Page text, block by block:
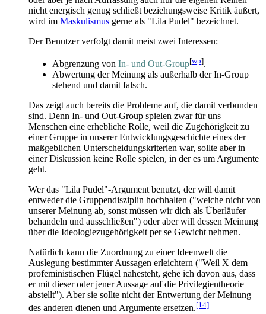
nicht energisch genug schließt beziehungsweise Kritik äußert,
wird im Maskulismus gerne als "Lila Pudel" bezeichnet.
Der Benutzer verfolgt damit meist zwei Interessen:
Abgrenzung von In- und Out-Group[wp].
Abwertung der Meinung als außerhalb der In-Group
stehend und damit falsch.
Das zeigt auch bereits die Probleme auf, die damit verbunden
sind. Denn In- und Out-Group spielen zwar für uns
Menschen eine erhebliche Rolle, weil die Zugehörigkeit zu
einer Gruppe in unserer Entwicklungs­geschichte eines der
maßgeblichen Unterscheidungs­kriterien war, sollte aber in
einer Diskussion keine Rolle spielen, in der es um Argumente
geht.
Wer das "Lila Pudel"-Argument benutzt, der will damit
entweder die Gruppendisziplin hochhalten ("weiche nicht von
unserer Meinung ab, sonst müssen wir dich als Überläufer
behandeln und ausschließen") oder aber will dessen Meinung
über die Ideologiezugehörigkeit per se Gewicht nehmen.
Natürlich kann die Zuordnung zu einer Ideenwelt die
Auslegung bestimmter Aussagen erleichtern ("Weil X dem
profeministischen Flügel nahesteht, gehe ich davon aus, dass
er mit dieser oder jener Aussage auf die Privilegientheorie
abstellt"). Aber sie sollte nicht der Entwertung der Meinung
des anderen dienen und Argumente ersetzen.[14]